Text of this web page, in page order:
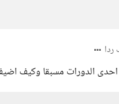
الدورات مسبقا وكيف